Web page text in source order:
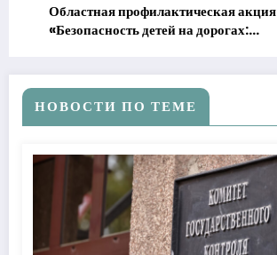
Областная профилактическая акция
«Безопасность детей на дорогах:
НОВОСТИ ПО ТЕМЕ